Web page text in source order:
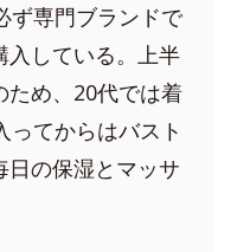
ず専門ブランドで
入している。上半
ため、20代では着
ってからはバスト
日の保湿とマッサ